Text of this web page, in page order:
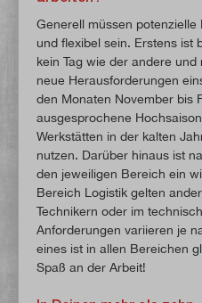
Generell müssen
und flexibel sein. Erstens ist
kein Tag wie der andere
neue Herausforderungen
den Monaten November bis
ausgesprochene
Werkstätten in der kalten
nutzen. Darüber hinaus ist
den jeweiligen Bereich ein
Bereich Logistik gelten
Technikern oder im
Anforderungen variieren je
eines ist in allen Bereichen
Spaß an der Arbeit!